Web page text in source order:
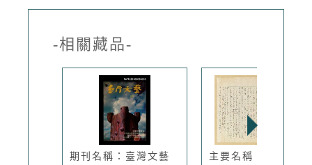
-相關藏品-
期刊名稱：臺灣文藝 主要名稱：雜詠